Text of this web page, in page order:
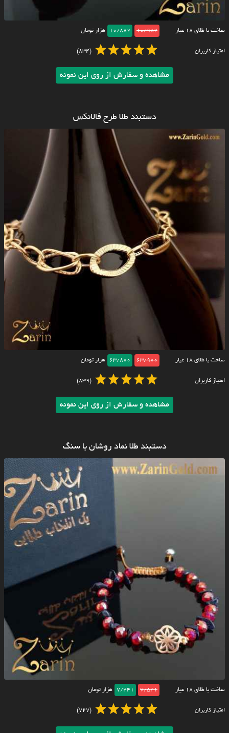
ساخت با طلای ۱۸ عیار 10/982
10/882 هزار تومان
امتیاز کاربران (834)
مشاهده و سفارش از روی این نمونه
دستبند طلا طرح فالانکس
ساخت با طلای ۱۸ عیار 63/900
63/800 هزار تومان
امتیاز کاربران (839)
مشاهده و سفارش از روی این نمونه
دستبند طلا نماد روشان با سنگ
ساخت با طلای ۱۸ عیار 7/541
7/441 هزار تومان
امتیاز کاربران (727)